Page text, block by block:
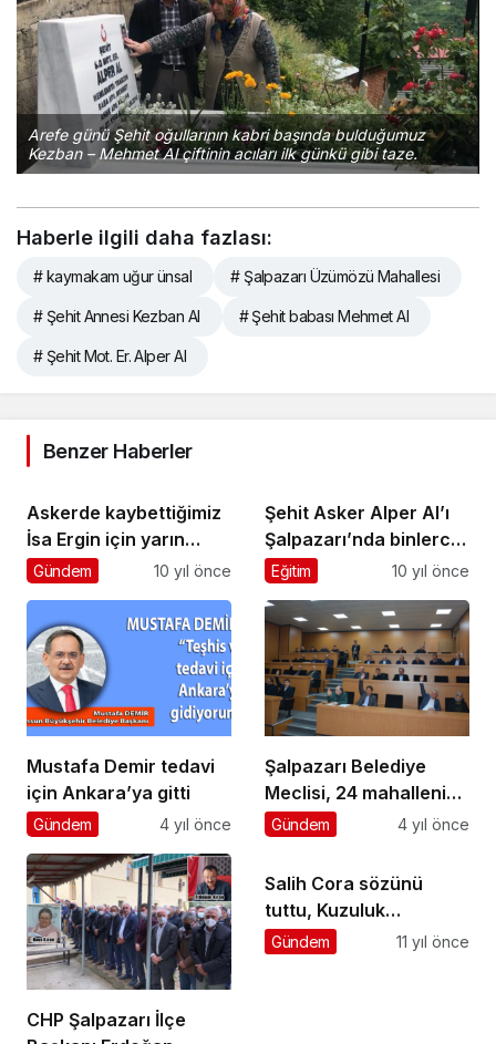
Arefe günü Şehit oğullarının kabri başında bulduğumuz
Kezban – Mehmet Al çiftinin acıları ilk günkü gibi taze.
Haberle ilgili daha fazlası:
# kaymakam uğur ünsal # Şalpazarı Üzümözü Mahallesi
# Şehit Annesi Kezban Al # Şehit babası Mehmet Al
# Şehit Mot. Er. Alper Al
Benzer Haberler
Askerde kaybettiğimiz
İsa Ergin için yarın
tören yapılacak
Gündem 10 yıl önce
Şehit Asker Alper Al’ı
Şalpazarı’nda binlerce
kişi ebediyete uğurladı
Eğitim 10 yıl önce
Mustafa Demir tedavi
için Ankara’ya gitti
Gündem 4 yıl önce
Şalpazarı Belediye
Meclisi, 24 mahallenin
kırsal mahalle olmasını
Gündem 4 yıl önce
CHP Şalpazarı İlçe
Salih Cora sözünü
tuttu, Kuzuluk
Mahallesi’ni ziyaret etti
Gündem 11 yıl önce